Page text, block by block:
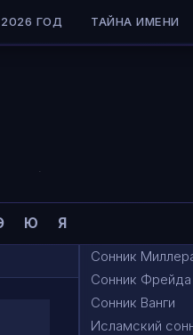
ГОД ТАЙНА ИМЕНИ
Ю Я
Сонник
Сонник Фрейда
Сонник Ванги
Исламский